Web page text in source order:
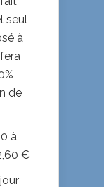
seul
à
de
à
€